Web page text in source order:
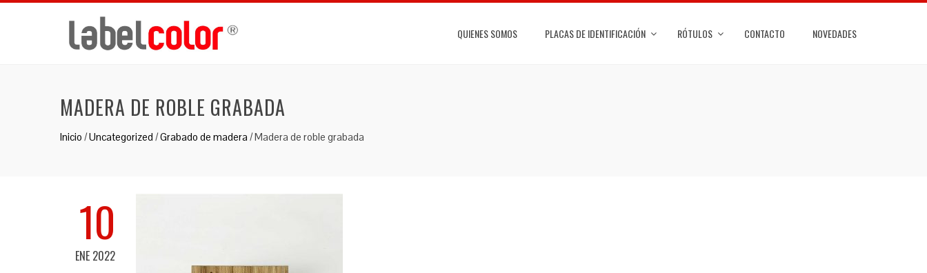
QUIENES SOMOS PLACAS DE IDENTIFICACIÓN RÓTULOS CONTACTO NOVEDADES
MADERA DE ROBLE GRABADA
Inicio /Uncategorized /Grabado de madera /Madera de roble grabada
10
ENE 2022